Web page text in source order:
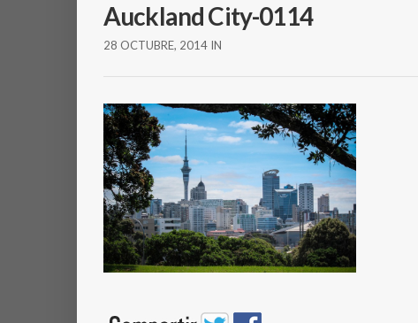
Auckland City-0114
28 OCTUBRE, 2014 IN